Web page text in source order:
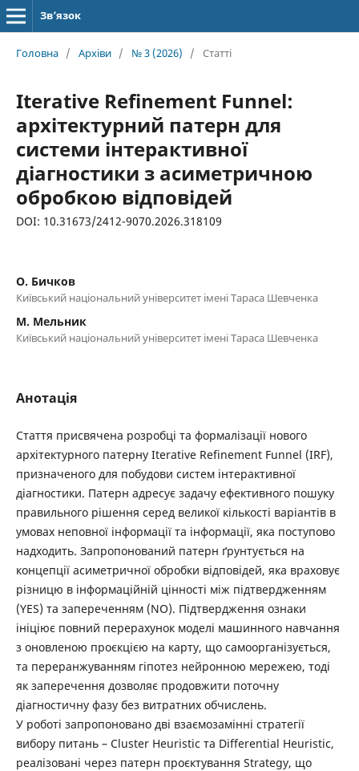
Зв’язок
Головна / Архіви / № 3 (2026) / Статті
Iterative Refinement Funnel:
архітектурний патерн для
системи інтерактивної
діагностики з асиметричною
обробкою відповідей
DOI: 10.31673/2412-9070.2026.318109
О. Бичков
Київський національний університет імені Тараса Шевченка
М. Мельник
Київський національний університет імені Тараса Шевченка
Анотація
Стаття присвячена розробці та формалізації нового
архітектурного патерну Iterative Refinement Funnel (IRF),
призначеного для побудови систем інтерактивної
діагностики. Патерн адресує задачу ефективного пошуку
правильного рішення серед великої кількості варіантів в
умовах неповної інформації та інформації, яка поступово
надходить. Запропонований патерн ґрунтується на
концепції асиметричної обробки відповідей, яка враховує
різницю в інформаційній цінності між підтвердженням
(YES) та запереченням (NO). Підтвердження ознаки
ініціює повний перерахунок моделі машинного навчання
з оновленою проєкцією на карту, що самоорганізується,
та переранжуванням гіпотез нейронною мережею, тоді
як заперечення дозволяє продовжити поточну
діагностичну фазу без витратних обчислень.
У роботі запропоновано дві взаємозамінні стратегії
вибору питань – Cluster Heuristic та Differential Heuristic,
реалізовані через патерн проєктування Strategy, що